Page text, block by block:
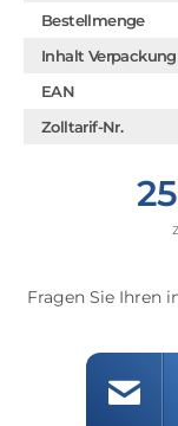
Bestellmenge
Inhalt Verpackung
EAN
Zolltarif-Nr.
Fragen Sie Ihren